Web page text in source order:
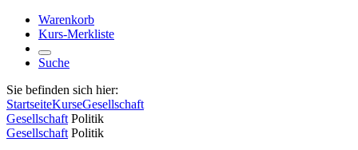
Warenkorb
Kurs-Merkliste
Suche
Sie befinden sich hier:
StartseiteKurseGesellschaft
Gesellschaft Politik
Gesellschaft Politik